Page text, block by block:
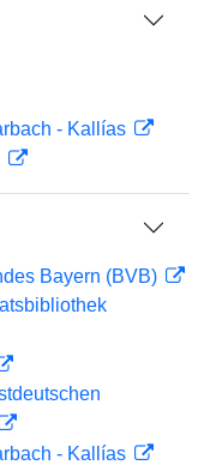
- Kallías
Bayern (BVB)
- Kallías